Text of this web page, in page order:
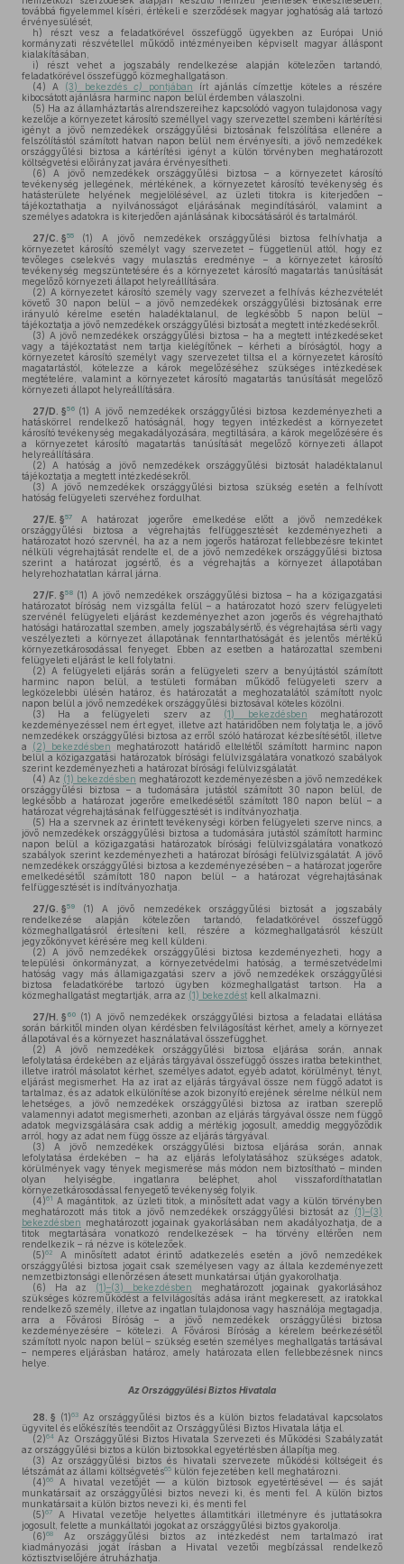
továbbá figyelemmel kíséri, értékeli e szerződések magyar joghatóság alá tartozó
érvényesülését,
h) részt vesz a feladatkörével összefüggő ügyekben az Európai Unió
kormányzati részvétellel működő intézményeiben képviselt magyar álláspont
kialakításában,
i) részt vehet a jogszabály rendelkezése alapján kötelezően tartandó,
feladatkörével összefüggő közmeghallgatáson.
(4) A (3) bekezdés c) pontjában írt ajánlás címzettje köteles a részére
kibocsátott ajánlásra harminc napon belül érdemben válaszolni.
(5) Ha az államháztartás alrendszereihez kapcsolódó vagyon tulajdonosa vagy
kezelője a környezetet károsító személlyel vagy szervezettel szembeni kártérítési
igényt a jövő nemzedékek országgyűlési biztosának felszólítása ellenére a
felszólítástól számított hatvan napon belül nem érvényesíti, a jövő nemzedékek
országgyűlési biztosa a kártérítési igényt a külön törvényben meghatározott
költségvetési előirányzat javára érvényesítheti.
(6) A jövő nemzedékek országgyűlési biztosa – a környezetet károsító
tevékenység jellegének, mértékének, a környezetet károsító tevékenység és
hatásterülete helyének megjelölésével, az üzleti titokra is kiterjedően –
tájékoztathatja a nyilvánosságot eljárásának megindításáról, valamint a
személyes adatokra is kiterjedően ajánlásának kibocsátásáról és tartalmáról.
27/C. §55 (1) A jövő nemzedékek országgyűlési biztosa felhívhatja a
környezetet károsító személyt vagy szervezetet – függetlenül attól, hogy ez
tevőleges cselekvés vagy mulasztás eredménye – a környezetet károsító
tevékenység megszüntetésére és a környezetet károsító magatartás tanúsítását
megelőző környezeti állapot helyreállítására.
(2) A környezetet károsító személy vagy szervezet a felhívás kézhezvételét
követő 30 napon belül – a jövő nemzedékek országgyűlési biztosának erre
irányuló kérelme esetén haladéktalanul, de legkésőbb 5 napon belül –
tájékoztatja a jövő nemzedékek országgyűlési biztosát a megtett intézkedésekről.
(3) A jövő nemzedékek országgyűlési biztosa – ha a megtett intézkedéseket
vagy a tájékoztatást nem tartja kielégítőnek – kérheti a bíróságtól, hogy a
környezetet károsító személyt vagy szervezetet tiltsa el a környezetet károsító
magatartástól, kötelezze a károk megelőzéséhez szükséges intézkedések
megtételére, valamint a környezetet károsító magatartás tanúsítását megelőző
környezeti állapot helyreállítására.
27/D. §56 (1) A jövő nemzedékek országgyűlési biztosa kezdeményezheti a
hatáskörrel rendelkező hatóságnál, hogy tegyen intézkedést a környezetet
károsító tevékenység megakadályozására, megtiltására, a károk megelőzésére és
a környezetet károsító magatartás tanúsítását megelőző környezeti állapot
helyreállítására.
(2) A hatóság a jövő nemzedékek országgyűlési biztosát haladéktalanul
tájékoztatja a megtett intézkedésekről.
(3) A jövő nemzedékek országgyűlési biztosa szükség esetén a felhívott
hatóság felügyeleti szervéhez fordulhat.
27/E. §57
A határozat jogerőre emelkedése előtt a jövő nemzedékek
országgyűlési biztosa a végrehajtás felfüggesztését kezdeményezheti a
határozatot hozó szervnél, ha az a nem jogerős határozat fellebbezésre tekintet
nélküli végrehajtását rendelte el, de a jövő nemzedékek országgyűlési biztosa
szerint a határozat jogsértő, és a végrehajtás a környezet állapotában
helyrehozhatatlan kárral járna.
27/F. §58 (1) A jövő nemzedékek országgyűlési biztosa – ha a közigazgatási
határozatot bíróság nem vizsgálta felül – a határozatot hozó szerv felügyeleti
szervénél felügyeleti eljárást kezdeményezhet azon jogerős és végrehajtható
hatósági határozattal szemben, amely jogszabálysértő, és végrehajtása sérti vagy
veszélyezteti a környezet állapotának fenntarthatóságát és jelentős mértékű
környezetkárosodással fenyeget. Ebben az esetben a határozattal szembeni
felügyeleti eljárást le kell folytatni.
(2) A felügyeleti eljárás során a felügyeleti szerv a benyújtástól számított
harminc napon belül, a testületi formában működő felügyeleti szerv a
legközelebbi ülésén határoz, és határozatát a meghozatalától számított nyolc
napon belül a jövő nemzedékek országgyűlési biztosával köteles közölni.
(3) Ha a felügyeleti szerv az (1) bekezdésben meghatározott
kezdeményezéssel nem ért egyet, illetve azt határidőben nem folytatja le, a jövő
nemzedékek országgyűlési biztosa az erről szóló határozat kézbesítésétől, illetve
a (2) bekezdésben meghatározott határidő elteltétől számított harminc napon
belül a közigazgatási határozatok bírósági felülvizsgálatára vonatkozó szabályok
szerint kezdeményezheti a határozat bírósági felülvizsgálatát.
(4) Az (1) bekezdésben meghatározott kezdeményezésben a jövő nemzedékek
országgyűlési biztosa – a tudomására jutástól számított 30 napon belül, de
legkésőbb a határozat jogerőre emelkedésétől számított 180 napon belül – a
határozat végrehajtásának felfüggesztését is indítványozhatja.
(5) Ha a szervnek az érintett tevékenységi körben felügyeleti szerve nincs, a
jövő nemzedékek országgyűlési biztosa a tudomására jutástól számított harminc
napon belül a közigazgatási határozatok bírósági felülvizsgálatára vonatkozó
szabályok szerint kezdeményezheti a határozat bírósági felülvizsgálatát. A jövő
nemzedékek országgyűlési biztosa a kezdeményezésében – a határozat jogerőre
emelkedésétől számított 180 napon belül – a határozat végrehajtásának
felfüggesztését is indítványozhatja.
27/G. §59 (1) A jövő nemzedékek országgyűlési biztosát a jogszabály
rendelkezése alapján kötelezően tartandó, feladatkörével összefüggő
közmeghallgatásról értesíteni kell, részére a közmeghallgatásról készült
jegyzőkönyvet kérésére meg kell küldeni.
(2) A jövő nemzedékek országgyűlési biztosa kezdeményezheti, hogy a
települési önkormányzat, a környezetvédelmi hatóság, a természetvédelmi
hatóság vagy más államigazgatási szerv a jövő nemzedékek országgyűlési
biztosa feladatkörébe tartozó ügyben közmeghallgatást tartson. Ha a
közmeghallgatást megtartják, arra az (1) bekezdést kell alkalmazni.
27/H. § 60 (1) A jövő nemzedékek országgyűlési biztosa a feladatai ellátása
során bárkitől minden olyan kérdésben felvilágosítást kérhet, amely a környezet
állapotával és a környezet használatával összefügghet.
(2) A jövő nemzedékek országgyűlési biztosa eljárása során, annak
lefolytatása érdekében az eljárás tárgyával összefüggő összes iratba betekinthet,
illetve iratról másolatot kérhet, személyes adatot, egyéb adatot, körülményt, tényt,
eljárást megismerhet. Ha az irat az eljárás tárgyával össze nem függő adatot is
tartalmaz, és az adatok elkülönítése azok bizonyító erejének sérelme nélkül nem
lehetséges, a jövő nemzedékek országgyűlési biztosa az iratban szereplő
valamennyi adatot megismerheti, azonban az eljárás tárgyával össze nem függő
adatok megvizsgálására csak addig a mértékig jogosult, ameddig meggyőződik
arról, hogy az adat nem függ össze az eljárás tárgyával.
(3) A jövő nemzedékek országgyűlési biztosa eljárása során, annak
lefolytatása érdekében – ha az eljárás lefolytatásához szükséges adatok,
körülmények vagy tények megismerése más módon nem biztosítható – minden
olyan helyiségbe, ingatlanra beléphet, ahol visszafordíthatatlan
környezetkárosodással fenyegető tevékenység folyik.
(4)61 A magántitok, az üzleti titok, a minősített adat vagy a külön törvényben
meghatározott más titok a jövő nemzedékek országgyűlési biztosát az (1)–(3)
bekezdésben meghatározott jogainak gyakorlásában nem akadályozhatja, de a
titok megtartására vonatkozó rendelkezések – ha törvény eltérően nem
rendelkezik – rá nézve is kötelezőek.
(5)62
A minősített adatot érintő adatkezelés esetén a jövő nemzedékek
országgyűlési biztosa jogait csak személyesen vagy az általa kezdeményezett
nemzetbiztonsági ellenőrzésen átesett munkatársai útján gyakorolhatja.
(6) Ha az (1)–(3) bekezdésben meghatározott jogainak gyakorlásához
szükséges közreműködést a felvilágosítás adása iránt megkeresett, az iratokkal
rendelkező személy, illetve az ingatlan tulajdonosa vagy használója megtagadja,
arra a Fővárosi Bíróság – a jövő nemzedékek országgyűlési biztosa
kezdeményezésére – kötelezi. A Fővárosi Bíróság a kérelem beérkezésétől
számított nyolc napon belül – szükség esetén személyes meghallgatás tartásával
– nemperes eljárásban határoz, amely határozata ellen fellebbezésnek nincs
helye.
Az Országgyűlési Biztos Hivatala
28. § (1)63 Az országgyűlési biztos és a külön biztos feladatával kapcsolatos
ügyvitel és előkészítés teendőit az Országgyűlési Biztos Hivatala látja el.
(2)64 Az Országgyűlési Biztos Hivatala Szervezeti és Működési Szabályzatát
az országgyűlési biztos a külön biztosokkal egyetértésben állapítja meg.
(3) Az országgyűlési biztos és hivatali szervezete működési költségeit és
létszámát az állami költségvetés65 külön fejezetében kell meghatározni.
(4)66
A hivatal vezetőjét — a külön biztosok egyetértésével — és saját
munkatársait az országgyűlési biztos nevezi ki, és menti fel. A külön biztos
munkatársait a külön biztos nevezi ki, és menti fel
(5)67
A Hivatal vezetője helyettes államtitkári illetményre és juttatásokra
jogosult, felette a munkáltatói jogokat az országgyűlési biztos gyakorolja.
(6)68
Az országgyűlési biztos az intézkedést nem tartalmazó irat
kiadmányozási jogát írásban a Hivatal vezetői megbízással rendelkező
köztisztviselőjére átruházhatja.